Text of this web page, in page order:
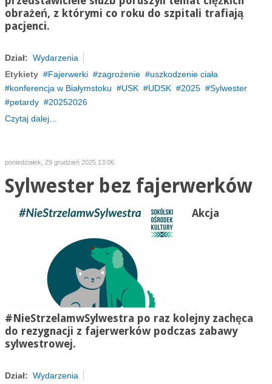
obrażeń, z którymi co roku do szpitali trafiają
pacjenci.
Dział: Wydarzenia
Etykiety
Fajerwerki zagrożenie
uszkodzenie ciała
konferencja w Białymstoku
USK UDSK 2025
Sylwester
petardy
20252026
Czytaj dalej...
poniedziałek, 29 grudzień 2025 13:06
Sylwester bez fajerwerków
Akcja
#NieStrzelamwSylwestra po raz kolejny zachęca
do rezygnacji z fajerwerków podczas zabawy
sylwestrowej.
Dział: Wydarzenia